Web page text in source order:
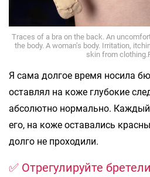
Traces of a bra on the back. An
the body. A woman’s body. Irritation,
skin from
Я сама долгое время носила
оставлял на коже глубокие
абсолютно нормально.
его, на коже оставались
долго не проходили.
✅ Отрегулируйте